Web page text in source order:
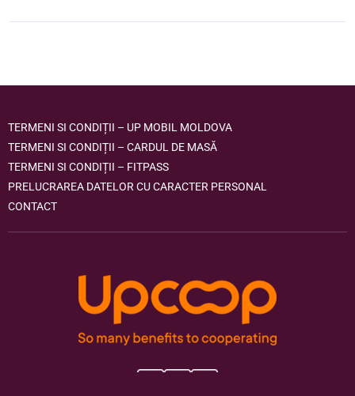
TERMENI SI CONDIȚII – UP MOBIL MOLDOVA
TERMENI SI CONDIȚII – CARDUL DE MASĂ
TERMENI SI CONDIȚII – FITPASS
PRELUCRAREA DATELOR CU CARACTER PERSONAL
CONTACT